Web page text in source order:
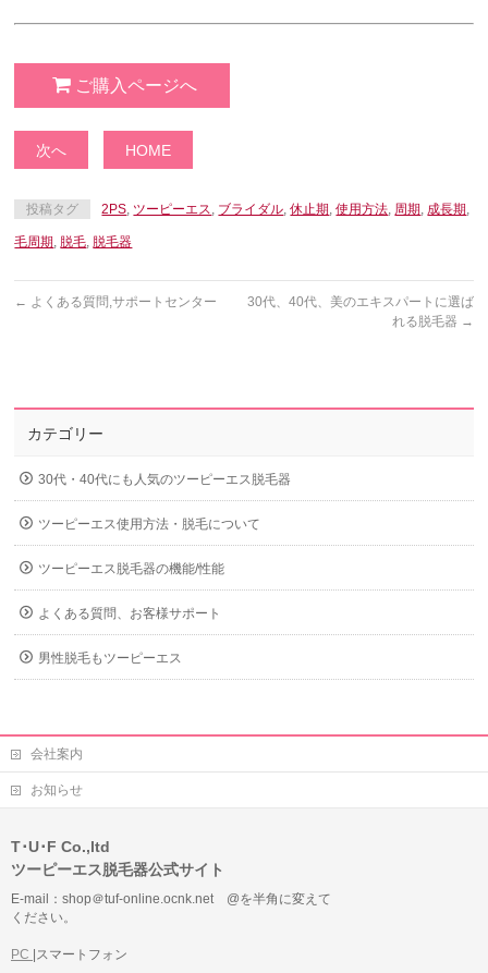
ご購入ページへ
次へ HOME
投稿タグ 2PS, ツーピーエス, ブライダル,休止期,使用方法, 周期, 成長期,
毛周期, 脱毛, 脱毛器
← よくある質問,サポートセンター
30代、40代、美のエキスパートに選ば
れる脱毛器 →
カテゴリー
30代・40代にも人気のツーピーエス脱毛器
ツーピーエス使用方法・脱毛について
ツーピーエス脱毛器の機能/性能
よくある質問、お客様サポート
男性脱毛もツーピーエス
会社案内
お知らせ
T･U･F Co.,ltd
ツーピーエス脱毛器公式サイト
E-mail：shop＠tuf-online.ocnk.net @を半角に変えて
ください。
PC |スマートフォン